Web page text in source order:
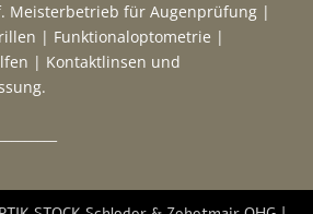
Meisterbetrieb für Augenprüfung |
| Funktionaloptometrie |
| Kontaktlinsen und